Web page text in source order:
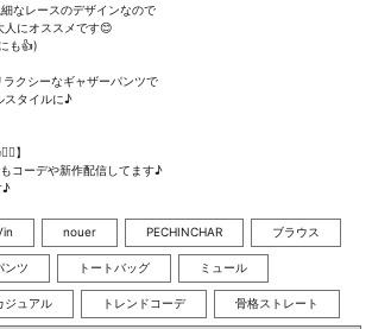
なレースのデザインなので
にオススメです😊
も👍)
クシーなギャザーパンツで
スタイルに♪
】
コーデや新作配信してます♪
♪
nouer PECHINCHAR ブラウス
ンツ トートバッグ ミュール
ジュアル トレンドコーデ 骨格ストレート